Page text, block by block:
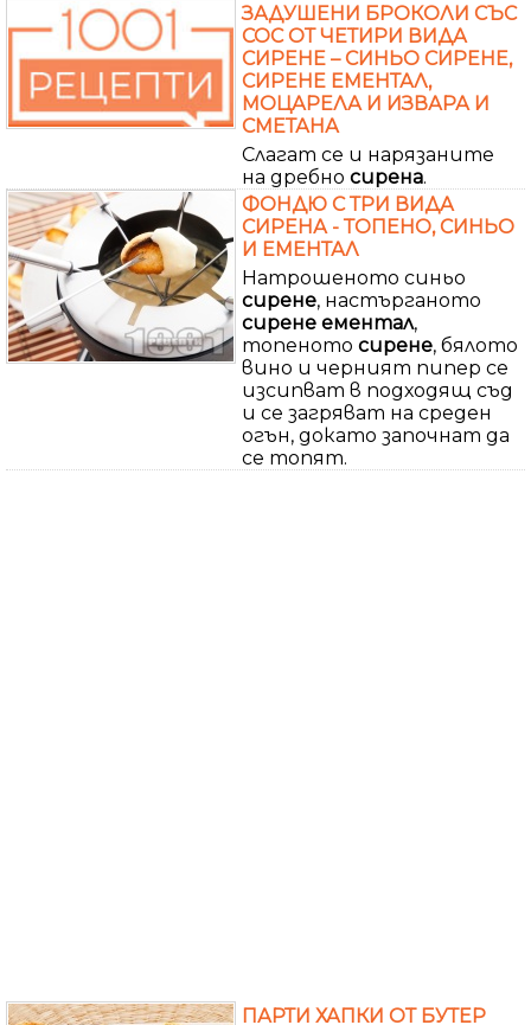
ЗАДУШЕНИ БРОКОЛИ СЪС
СОС ОТ ЧЕТИРИ ВИДА
СИРЕНЕ – СИНЬО СИРЕНЕ,
СИРЕНЕ ЕМЕНТАЛ,
МОЦАРЕЛА И ИЗВАРА И
СМЕТАНА
Слагат се и нарязаните
на дребно сирена.
ФОНДЮ С ТРИ ВИДА
СИРЕНА - ТОПЕНО, СИНЬО
И ЕМЕНТАЛ
Натрошеното синьо
сирене, настърганото
сирене ементал,
топеното сирене, бялото
вино и черният пипер се
изсипват в подходящ съд
и се загряват на среден
огън, докато започнат да
се топят.
ПАРТИ ХАПКИ ОТ БУТЕР